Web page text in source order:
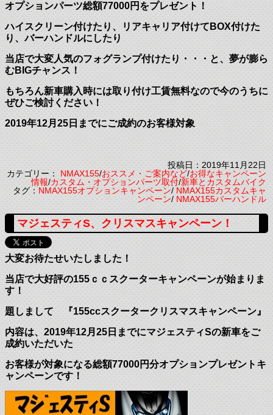
オプションパーツ総額77000円をプレゼント！
ハイスクリーン付けたり、リアキャリア付けてBOX付けた
り、バーハンドルにしたり
当店で大変人気のフォグランプ付けたり・・・と、夢が膨ら
むBIGチャンス！
もちろん新車購入時には取り付け工賃無料なので今のうちに
ぜひご検討ください！
2019年12月25日までにご成約のお客様対象
投稿日：2019年11月22日
カテゴリー：NMAX155/おススメ・ご案内など/お得なキャンペーン
情報/カスタム・オプションパーツ取付/新車とカスタムバイク
タグ：NMAX155オプションキャンペーン/NMAX155カスタムキャ
ンペーン/NMAX155バーハンドル
マジェスティS、クリスマスキャンペーン！
大変お待たせいたしました！
当店で大好評の155ｃｃスクーターキャンペーンが始まりま
す！
題しまして 『155ccスクータークリスマスキャンペーン』
内容は、2019年12月25日までにマジェスティSの新車をご
成約いただいた
お客様が対象になる総額77000円分オプションプレゼントキ
ャンペーンです！